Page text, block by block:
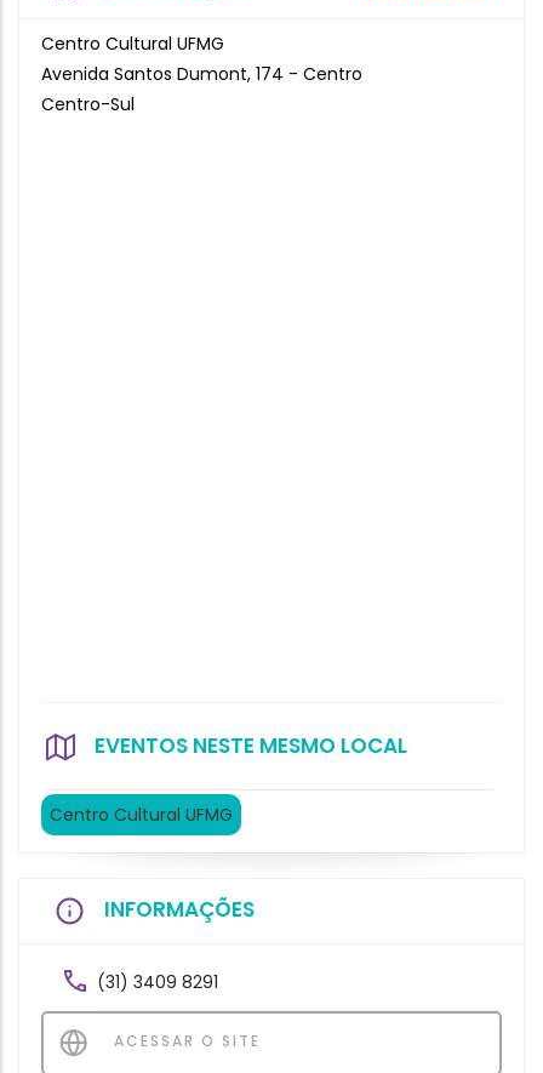
Centro Cultural UFMG
Avenida Santos Dumont, 174 - Centro
Centro-Sul
EVENTOS NESTE MESMO LOCAL
Centro Cultural UFMG
INFORMAÇÕES
(31) 3409 8291
ACESSAR O SITE